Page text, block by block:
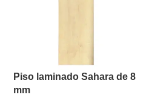
Piso laminado Sahara de 8
mm